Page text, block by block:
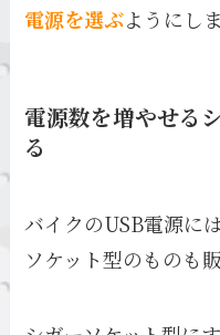
電源を選ぶようにし
電源数を増やせる
る
バイクのUSB電源に
ソケット型のものも